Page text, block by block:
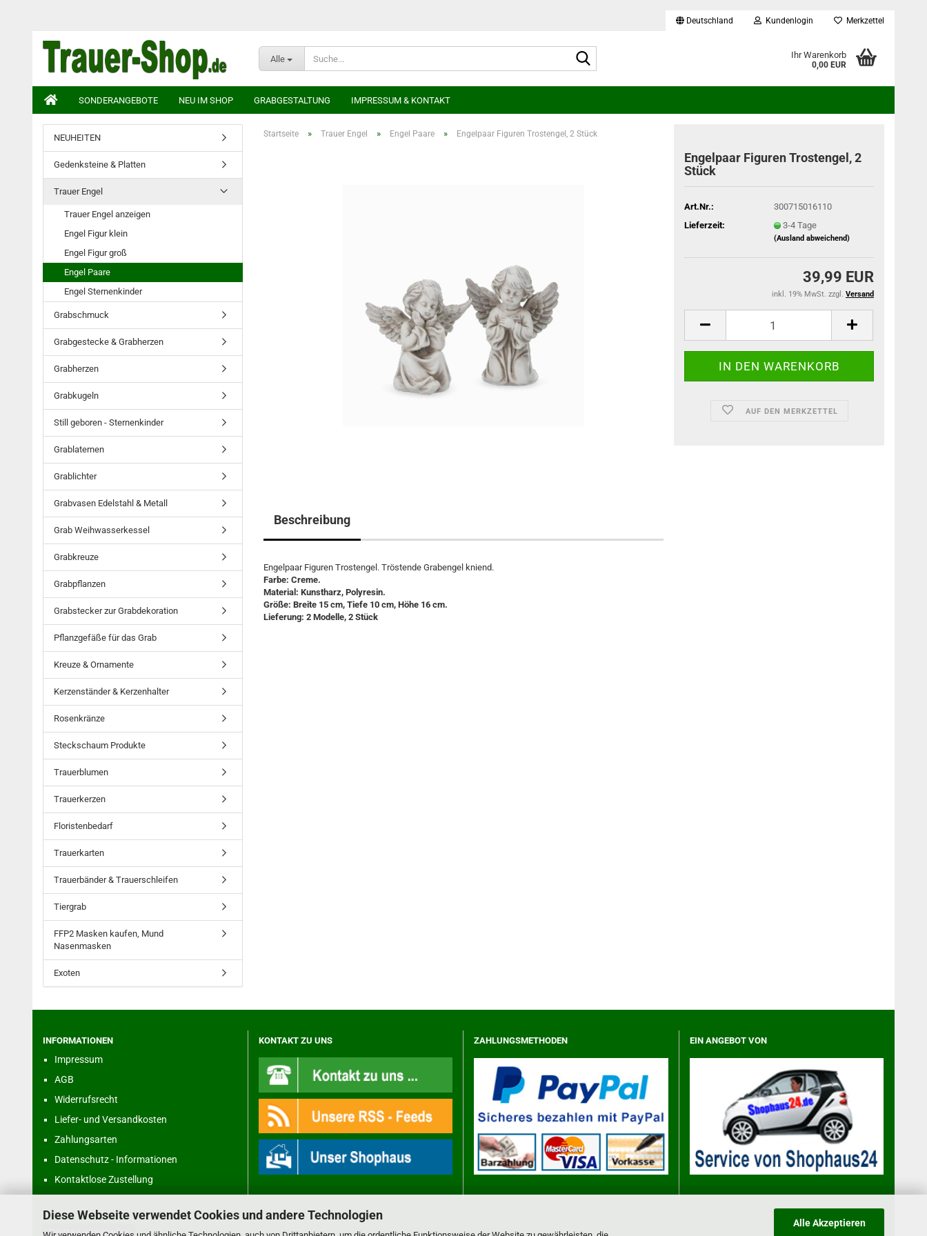
Diese Webseite verwendet Cookies und andere Technologien
Alle Akzeptieren
Deutschland Kundenlogin Merkzettel
Alle Ihr Warenkorb
0,00 EUR
SONDERANGEBOTE NEU IM SHOP GRABGESTALTUNG IMPRESSUM & KONTAKT
Startseite » Trauer Engel » Engel Paare » Engelpaar Figuren Trostengel, 2 Stück
Engelpaar Figuren Trostengel, 2
Stück
Art.Nr.:
300715016110
Lieferzeit:
3-4 Tage
(Ausland abweichend)
39,99 EUR
inkl. 19% MwSt. zzgl. Versand
AUF DEN MERKZETTEL
Beschreibung
Engelpaar Figuren Trostengel. Tröstende Grabengel kniend.
Farbe: Creme.
Material: Kunstharz, Polyresin.
Größe: Breite 15 cm, Tiefe 10 cm, Höhe 16 cm.
Lieferung: 2 Modelle, 2 Stück
NEUHEITEN
Gedenksteine & Platten
Trauer Engel
Trauer Engel anzeigen
Engel Figur klein
Engel Figur groß
Engel Paare
Engel Sternenkinder
Grabschmuck
Grabgestecke & Grabherzen
Grabherzen
Grabkugeln
Still geboren - Sternenkinder
Grablaternen
Grablichter
Grabvasen Edelstahl & Metall
Grab Weihwasserkessel
Grabkreuze
Grabpflanzen
Grabstecker zur Grabdekoration
Pflanzgefäße für das Grab
Kreuze & Ornamente
Kerzenständer & Kerzenhalter
Rosenkränze
Steckschaum Produkte
Trauerblumen
Trauerkerzen
Floristenbedarf
Trauerkarten
Trauerbänder & Trauerschleifen
Tiergrab
FFP2 Masken kaufen, Mund
Nasenmasken
Exoten
INFORMATIONEN
Impressum
AGB
Widerrufsrecht
Liefer- und Versandkosten
Zahlungsarten
Datenschutz - Informationen
Kontaktlose Zustellung
KONTAKT ZU UNS ZAHLUNGSMETHODEN EIN ANGEBOT VON
Vertrag widerrufen